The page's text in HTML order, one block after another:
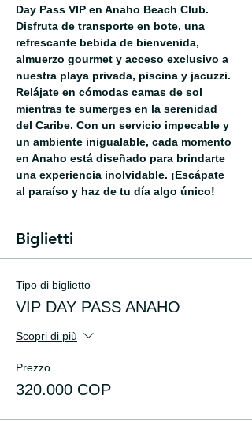
Day Pass VIP en Anaho Beach Club.
Disfruta de transporte en bote, una
refrescante bebida de bienvenida,
almuerzo gourmet y acceso exclusivo a
nuestra playa privada, piscina y jacuzzi.
Relájate en cómodas camas de sol
mientras te sumerges en la serenidad
del Caribe. Con un servicio impecable y
un ambiente inigualable, cada momento
en Anaho está diseñado para brindarte
una experiencia inolvidable. ¡Escápate
al paraíso y haz de tu día algo único!
Biglietti
Tipo di biglietto
VIP DAY PASS ANAHO
Scopri di più
Prezzo
320.000 COP